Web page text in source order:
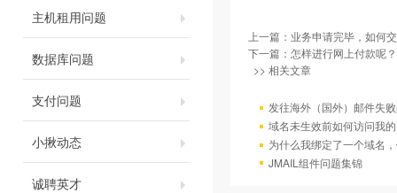
主机租用问题
数据库问题
支付问题
小揪动态
诚聘英才
上一篇： 业务申请完毕，如何
下一篇： 怎样进行网上付款呢？
>> 相关文章
发往海外（国外）邮件失
域名未生效前如何访问我
为什么我绑定了一个域名
JMAIL组件问题集锦